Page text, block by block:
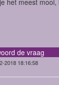
de vraag
2018 18:16:58